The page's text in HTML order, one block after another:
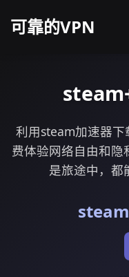
可靠的VPN
利用steam加速器
费体验网络自由和
是旅途中，都